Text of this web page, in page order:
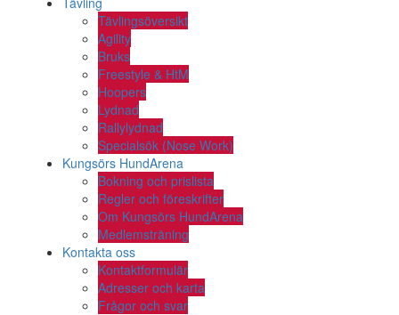
Tävlingsöversikt
Agility
Bruks
Freestyle & HtM
Hoopers
Lydnad
Rallylydnad
Specialsök (Nose Work)
Kungsörs HundArena
Bokning och prislista
Regler och föreskrifter
Om Kungsörs HundArena
Medlemsträning
Kontakta oss
Kontaktformulär
Adresser och karta
Frågor och svar